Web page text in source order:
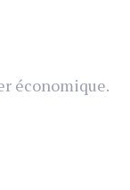
économique.